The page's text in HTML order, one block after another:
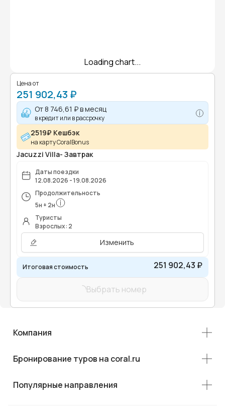
Loading chart...
Цена от
251 902,43 ₽
От 8 746,61 ₽в месяц
в кредит или в рассрочку
2519₽ Кешбэк
на карту CoralBonus
Jacuzzi Villa- Завтрак
Даты поездки
12.08.2026 - 19.08.2026
Продолжительность
5н + 2н
Туристы
Взрослых: 2
Изменить
Итоговая стоимость 251 902,43 ₽
Выбрать номер
Компания
Бронирование туров на coral.ru
Популярные направления